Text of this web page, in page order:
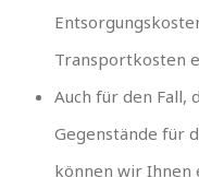
Transportkosten
Auch für den Fall,
Gegenstände für
können wir Ihnen